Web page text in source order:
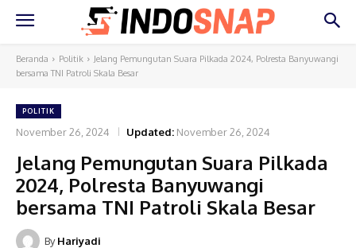
Beranda Politik
Jelang Pemungutan Suara Pilkada 2024, Polresta Banyuwangi
bersama TNI Patroli Skala Besar
POLITIK
November 26, 2024 Updated: November 26, 2024
Jelang Pemungutan Suara Pilkada
2024, Polresta Banyuwangi
bersama TNI Patroli Skala Besar
By Hariyadi